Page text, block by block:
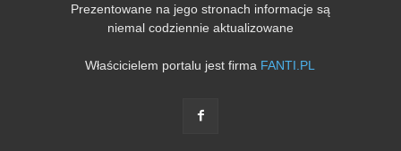
Prezentowane na jego stronach informacje są
niemal codziennie aktualizowane
Właścicielem portalu jest firma FANTI.PL